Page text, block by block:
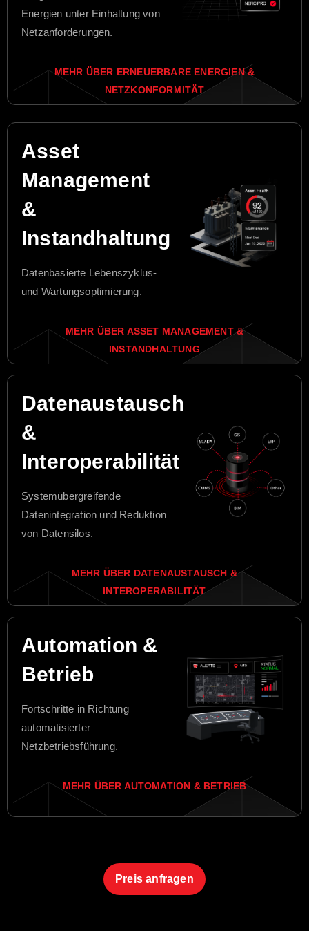
Energien unter Einhaltung von
Netzanforderungen.
MEHR ÜBER ERNEUERBARE ENERGIEN &
NETZKONFORMITÄT
Asset
Management
&
Instandhaltung
Datenbasierte Lebenszyklus-
und Wartungsoptimierung.
MEHR ÜBER ASSET MANAGEMENT &
INSTANDHALTUNG
Datenaustausch
&
Interoperabilität
Systemübergreifende
Datenintegration und Reduktion
von Datensilos.
MEHR ÜBER DATENAUSTAUSCH &
INTEROPERABILITÄT
Automation &
Betrieb
Fortschritte in Richtung
automatisierter
Netzbetriebsführung.
MEHR ÜBER AUTOMATION & BETRIEB
Preis anfragen